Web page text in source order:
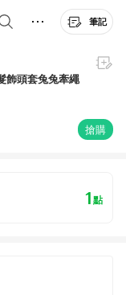
筆記
飾頭套兔兔牽繩
搶購
1點